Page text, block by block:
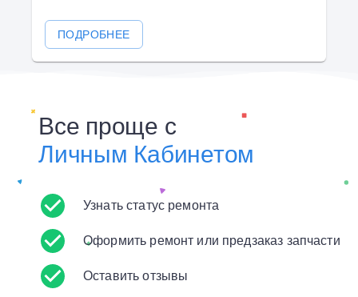
ПОДРОБНЕЕ
Все проще с
Личным Кабинетом
Узнать статус ремонта
Оформить ремонт или предзаказ запчасти
Оставить отзывы